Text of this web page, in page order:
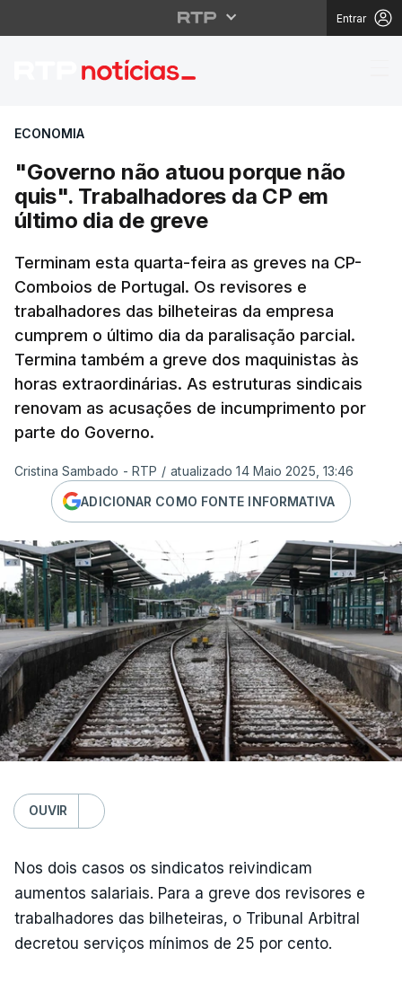
Entrar
"Governo não atuou
ECONOMIA
"Governo não atuou porque não
quis". Trabalhadores da CP em
último dia de greve
Terminam esta quarta-feira as greves na CP-
Comboios de Portugal. Os revisores e
trabalhadores das bilheteiras da empresa
cumprem o último dia da paralisação parcial.
Termina também a greve dos maquinistas às
horas extraordinárias. As estruturas sindicais
renovam as acusações de incumprimento por
parte do Governo.
Cristina Sambado - RTP / atualizado 14 Maio 2025, 13:46
ADICIONAR COMO FONTE INFORMATIVA
OUVIR
Nos dois casos os sindicatos reivindicam
aumentos salariais. Para a greve dos revisores e
trabalhadores das bilheteiras, o Tribunal Arbitral
decretou serviços mínimos de 25 por cento.